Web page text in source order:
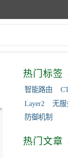
热门标签
智能路由
Layer2
无服
防御机制
热门文章